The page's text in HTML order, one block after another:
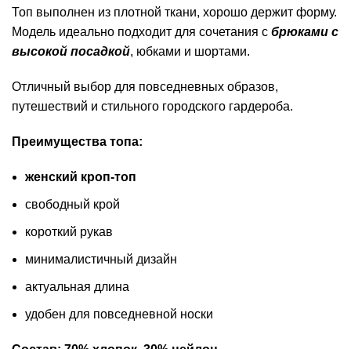
Топ выполнен из плотной ткани, хорошо держит форму.
Модель идеально подходит для сочетания с брюками с
высокой посадкой, юбками и шортами.
Отличный выбор для повседневных образов,
путешествий и стильного городского гардероба.
Преимущества топа:
женский кроп-топ
свободный крой
короткий рукав
минималистичный дизайн
актуальная длина
удобен для повседневной носки